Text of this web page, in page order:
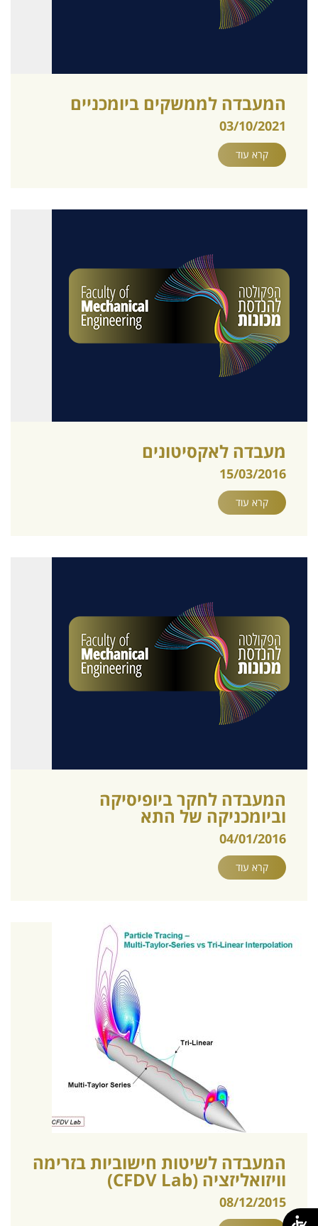
המעבדה לממשקים ביומכניים
03/10/2021
קרא עוד
מעבדה לאקסיטונים
15/03/2016
קרא עוד
המעבדה לחקר ביופיסיקה
וביומכניקה של התא
04/01/2016
קרא עוד
המעבדה לשיטות חישוביות בזרימה
וויזואליזציה (CFDV Lab)
08/12/2015